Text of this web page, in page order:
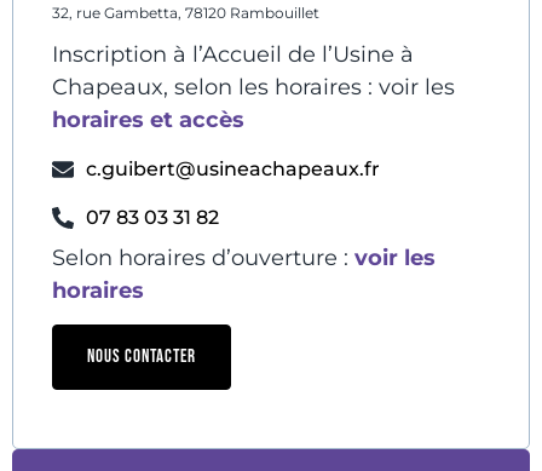
32, rue Gambetta, 78120 Rambouillet
Inscription à l’Accueil de l’Usine à
Chapeaux, selon les horaires : voir les
horaires et accès
c.guibert@usineachapeaux.fr
07 83 03 31 82
Selon horaires d’ouverture : voir les
horaires
NOUS CONTACTER